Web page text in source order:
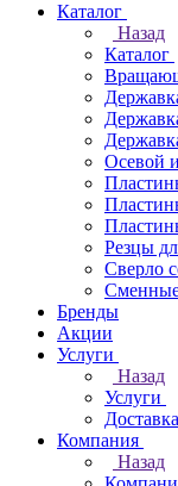
Каталог
Назад
Каталог
Осевой
Резцы
Сверло
Бренды
Акции
Услуги
Назад
Услуги
Компания
Назад